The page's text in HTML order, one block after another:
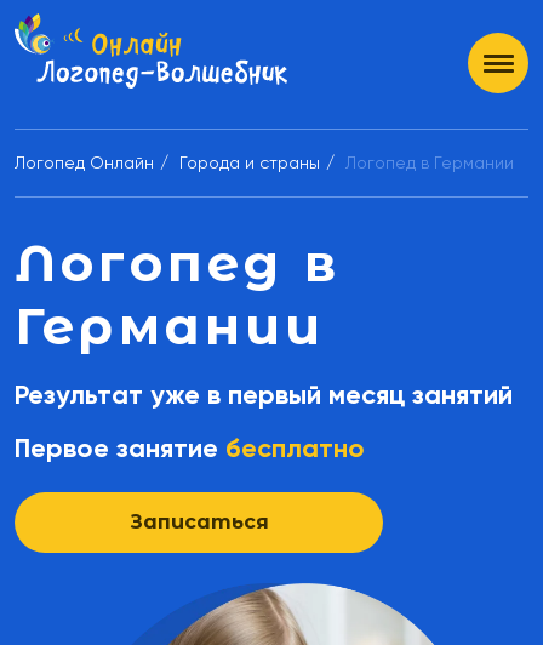
Логопед Онлайн Города и страны Логопед в Германии
Логопед в
Германии
Результат уже в первый месяц занятий
Первое занятие бесплатно
Записаться